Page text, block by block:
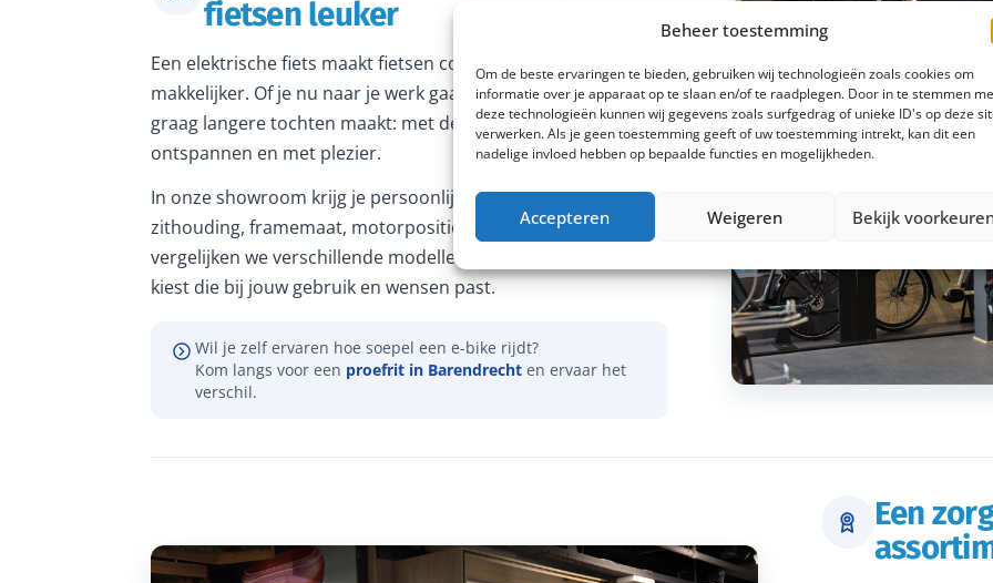
Beheer toestemming
Om de beste ervaringen te bieden, gebruiken wij technologieën zoals cookies om
informatie over je apparaat op te slaan en/of te raadplegen. Door in te stemmen
deze technologieën kunnen wij gegevens zoals surfgedrag of unieke ID's op deze
verwerken. Als je geen toestemming geeft of uw toestemming intrekt, kan dit een
nadelige invloed hebben op bepaalde functies en mogelijkheden.
Accepteren Weigeren Bekijk
fietsen leuker
Een elektrische fiets maakt fietsen comfortabeler en
makkelijker. Of je nu naar je werk gaat, boodschappen doet of
graag langere tochten maakt: met de juiste e-bike rijd je
ontspannen en met plezier.
In onze showroom krijg je persoonlijk advies over onder meer
zithouding, framemaat, motorpositie en actieradius. Samen
vergelijken we verschillende modellen, zodat je een e-bike
kiest die bij jouw gebruik en wensen past.
Wil je zelf ervaren hoe soepel een e-bike rijdt?
Kom langs voor een proefrit in Barendrecht en ervaar het
verschil.
Een